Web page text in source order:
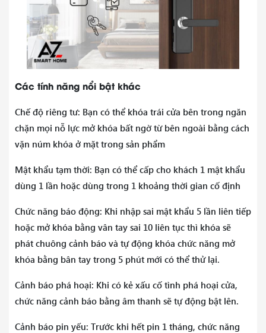
Các tính năng nổi bật khác
Chế độ riêng tư: Bạn có thể khóa trái cửa bên trong ngăn
chặn mọi nỗ lực mở khóa bất ngờ từ bên ngoài bằng cách
vặn núm khóa ở mặt trong sản phẩm
Mật khẩu tạm thời: Bạn có thể cấp cho khách 1 mật khẩu
dùng 1 lần hoặc dùng trong 1 khoảng thời gian cố định
Chức năng báo động: Khi nhập sai mật khẩu 5 lần liên tiếp
hoặc mở khóa bằng vân tay sai 10 liên tục thì khóa sẽ
phát chuông cảnh báo và tự động khóa chức năng mở
khóa bằng bân tay trong 5 phút mới có thể thử lại.
Cảnh báo phá hoại: Khi có kẻ xấu cố tình phá hoại cửa,
chức năng cảnh báo bằng âm thanh sẽ tự động bật lên.
Cảnh báo pin yếu: Trước khi hết pin 1 tháng, chức năng